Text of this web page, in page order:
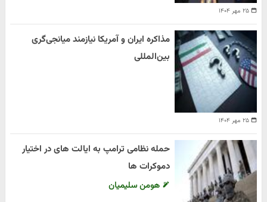
۲۵ مهر ۱۴۰۴
۲۵ مهر ۱۴۰۴
مذاکره ایران و آمریکا نیازمند میانجی‌گری
بین‌المللی
حمله نظامی ترامپ به ایالت های در اختیار
دموکرات ها
هومن سلیمیان